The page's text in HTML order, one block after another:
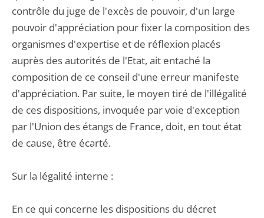
contrôle du juge de l'excès de pouvoir, d'un large
pouvoir d'appréciation pour fixer la composition des
organismes d'expertise et de réflexion placés
auprès des autorités de l'Etat, ait entaché la
composition de ce conseil d'une erreur manifeste
d'appréciation. Par suite, le moyen tiré de l'illégalité
de ces dispositions, invoquée par voie d'exception
par l'Union des étangs de France, doit, en tout état
de cause, être écarté.
Sur la légalité interne :
En ce qui concerne les dispositions du décret